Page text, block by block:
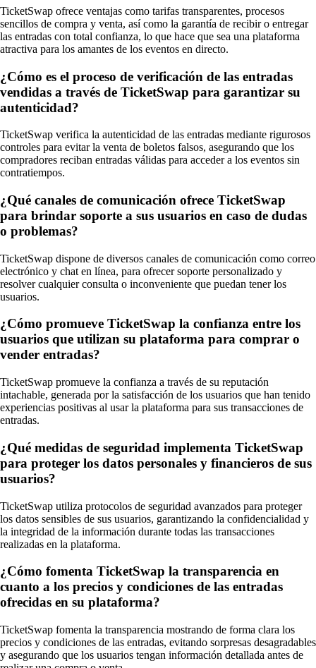
TicketSwap ofrece ventajas como tarifas transparentes, procesos
sencillos de compra y venta, así como la garantía de recibir o entregar
las entradas con total confianza, lo que hace que sea una plataforma
atractiva para los amantes de los eventos en directo.
¿Cómo es el proceso de verificación de las entradas
vendidas a través de TicketSwap para garantizar su
autenticidad?
TicketSwap verifica la autenticidad de las entradas mediante rigurosos
controles para evitar la venta de boletos falsos, asegurando que los
compradores reciban entradas válidas para acceder a los eventos sin
contratiempos.
¿Qué canales de comunicación ofrece TicketSwap
para brindar soporte a sus usuarios en caso de dudas
o problemas?
TicketSwap dispone de diversos canales de comunicación como correo
electrónico y chat en línea, para ofrecer soporte personalizado y
resolver cualquier consulta o inconveniente que puedan tener los
usuarios.
¿Cómo promueve TicketSwap la confianza entre los
usuarios que utilizan su plataforma para comprar o
vender entradas?
TicketSwap promueve la confianza a través de su reputación
intachable, generada por la satisfacción de los usuarios que han tenido
experiencias positivas al usar la plataforma para sus transacciones de
entradas.
¿Qué medidas de seguridad implementa TicketSwap
para proteger los datos personales y financieros de sus
usuarios?
TicketSwap utiliza protocolos de seguridad avanzados para proteger
los datos sensibles de sus usuarios, garantizando la confidencialidad y
la integridad de la información durante todas las transacciones
realizadas en la plataforma.
¿Cómo fomenta TicketSwap la transparencia en
cuanto a los precios y condiciones de las entradas
ofrecidas en su plataforma?
TicketSwap fomenta la transparencia mostrando de forma clara los
precios y condiciones de las entradas, evitando sorpresas desagradables
y asegurando que los usuarios tengan información detallada antes de